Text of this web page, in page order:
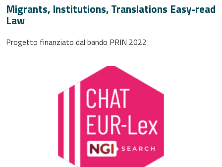
Migrants, Institutions, Translations Easy-read
Law
Progetto finanziato dal bando PRIN 2022